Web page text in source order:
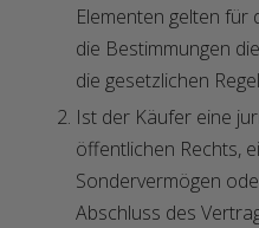
Elementen gelten für
die Bestimmungen
die gesetzlichen
Ist der Käufer eine
öffentlichen Rechts,
Sondervermögen
Abschluss des